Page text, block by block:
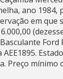
ano 1984,
em que
Ford
Preço mínimo